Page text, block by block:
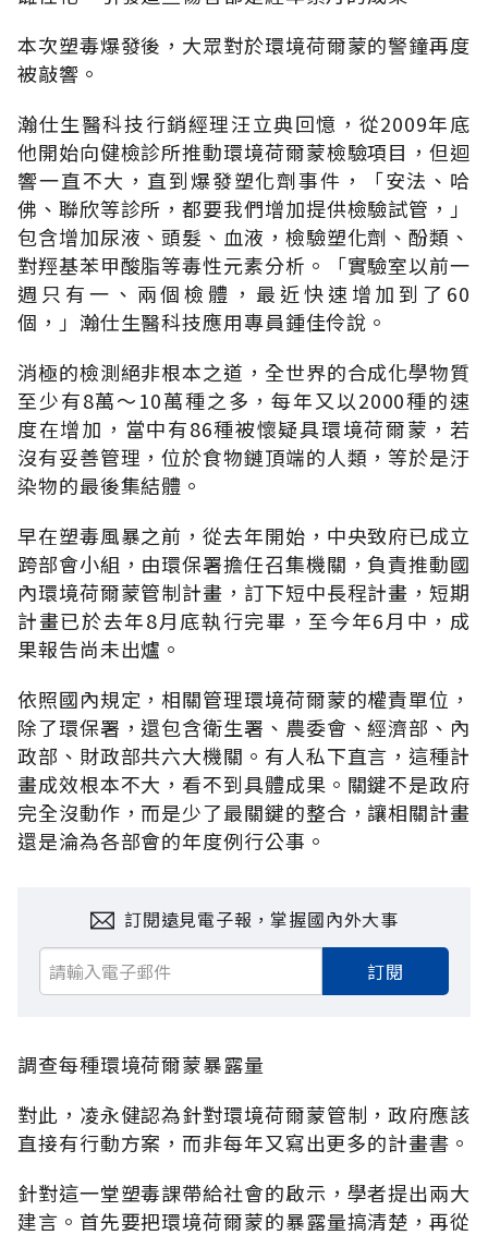
本次塑毒爆發後，大眾對於環境荷爾蒙的警鐘再度
被敲響。
瀚仕生醫科技行銷經理汪立典回憶，從2009年底
他開始向健檢診所推動環境荷爾蒙檢驗項目，但迴
響一直不大，直到爆發塑化劑事件，「安法、哈
佛、聯欣等診所，都要我們增加提供檢驗試管，」
包含增加尿液、頭髮、血液，檢驗塑化劑、酚類、
對羥基苯甲酸脂等毒性元素分析。「實驗室以前一
週只有一、兩個檢體，最近快速增加到了60
個，」瀚仕生醫科技應用專員鍾佳伶說。
消極的檢測絕非根本之道，全世界的合成化學物質
至少有8萬～10萬種之多，每年又以2000種的速
度在增加，當中有86種被懷疑具環境荷爾蒙，若
沒有妥善管理，位於食物鏈頂端的人類，等於是汙
染物的最後集結體。
早在塑毒風暴之前，從去年開始，中央致府已成立
跨部會小組，由環保署擔任召集機關，負責推動國
內環境荷爾蒙管制計畫，訂下短中長程計畫，短期
計畫已於去年8月底執行完畢，至今年6月中，成
果報告尚未出爐。
依照國內規定，相關管理環境荷爾蒙的權責單位，
除了環保署，還包含衛生署、農委會、經濟部、內
政部、財政部共六大機關。有人私下直言，這種計
畫成效根本不大，看不到具體成果。關鍵不是政府
完全沒動作，而是少了最關鍵的整合，讓相關計畫
還是淪為各部會的年度例行公事。
訂閱遠見電子報，掌握國內外大事
訂閱
調查每種環境荷爾蒙暴露量
對此，凌永健認為針對環境荷爾蒙管制，政府應該
直接有行動方案，而非每年又寫出更多的計畫書。
針對這一堂塑毒課帶給社會的啟示，學者提出兩大
建言。首先要把環境荷爾蒙的暴露量搞清楚，再從